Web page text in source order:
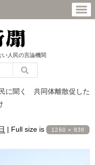
い人民の言論機関
に聞く 共同体離散促した
| Full size is 1260 × 838